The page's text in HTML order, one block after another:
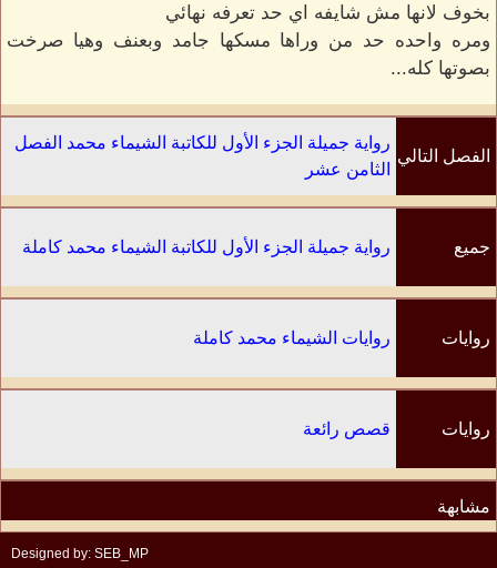
بخوف لانها مش شايفه اي حد تعرفه نهائي
ومره واحده حد من وراها مسكها جامد وبعنف وهيا صرخت
بصوتها كله...
الفصل التالي
رواية جميلة الجزء الأول للكاتبة الشيماء محمد الفصل
الثامن عشر
جميع رواية جميلة الجزء الأول للكاتبة الشيماء محمد كاملة
روايات روايات الشيماء محمد كاملة
روايات
مشابهة
قصص رائعة
Designed by: SEB_MP